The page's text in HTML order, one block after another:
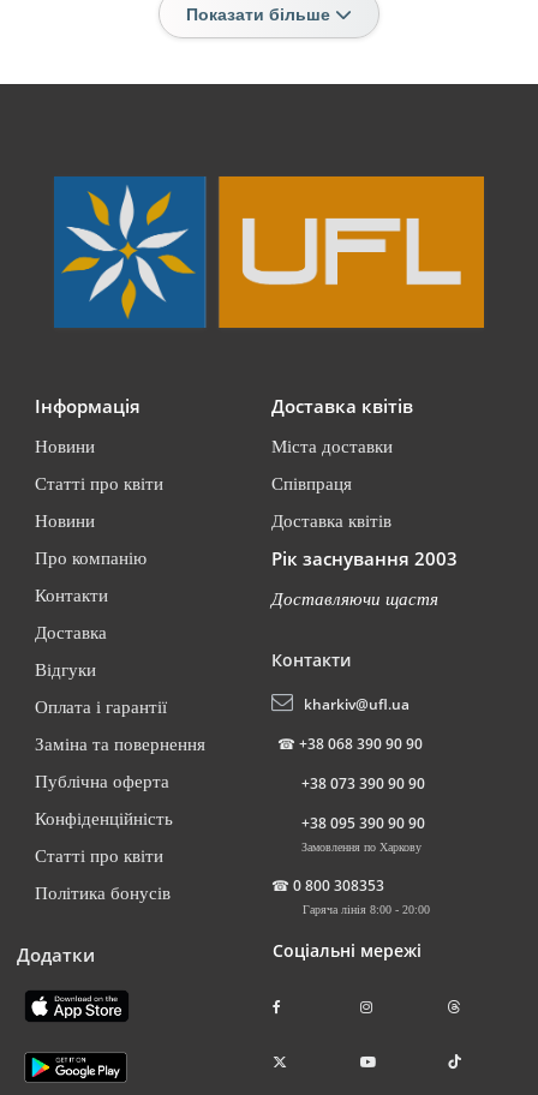
Показати більше
Інформація
Новини
Статті про квіти
Новини
Про компанію
Контакти
Доставка
Відгуки
Оплата і гарантії
Заміна та повернення
Публічна оферта
Конфіденційність
Статті про квіти
Політика бонусів
Додатки
Доставка квітів
Міста доставки
Співпраця
Доставка квітів
Рік заснування 2003
Доставляючи щастя
Контакти
kharkiv@ufl.ua
☎ +38 068 390 90 90
+38 073 390 90 90
+38 095 390 90 90
Замовлення по Харкову
☎ 0 800 308353
Гаряча лінія 8:00 - 20:00
Соціальні мережі